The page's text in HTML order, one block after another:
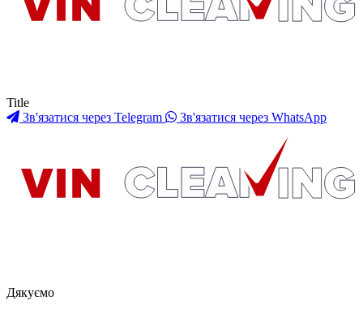
Title
Зв'язатися через Telegram
Зв'язатися через WhatsApp
Дякуємо